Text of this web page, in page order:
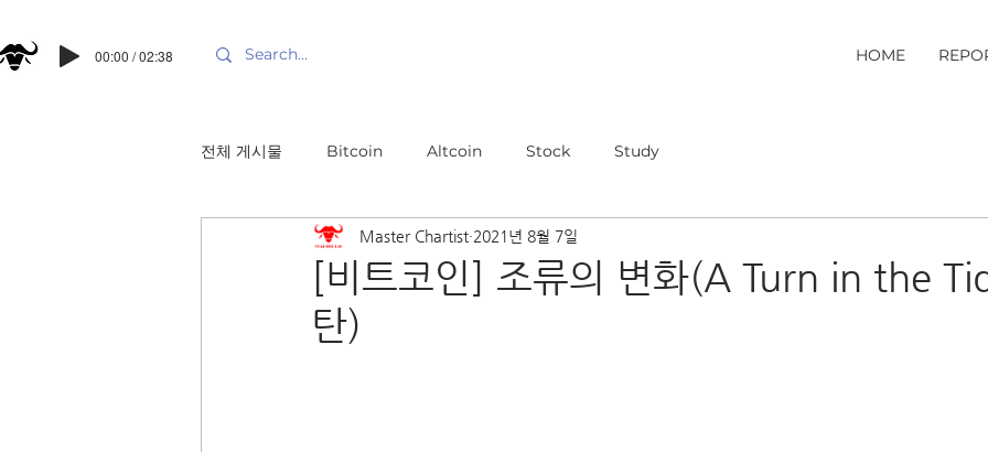
HOME
00:00 / 02:38
전체 게시물 Bitcoin Altcoin Stock Study
[비트코인] 조류의 변화(A Turn in the
탄)
Master Chartist 2021년 8월 7일